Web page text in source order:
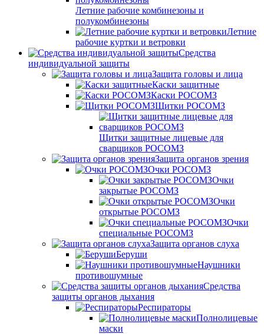
Летние рабочие комбинезоны и
полукомбинезоны
Летние
рабочие куртки и ветровки
Средства
индивидуальной защиты
Защита головы и лица
Каски защитные
Каски РОСОМЗ
Щитки РОСОМЗ
Щитки защитные лицевые для
сварщиков РОСОМЗ
Защита органов зрения
Очки РОСОМЗ
Очки
закрытые РОСОМЗ
Очки
открытые РОСОМЗ
Очки
специальные РОСОМЗ
Защита органов слуха
Беруши
Наушники
противошумные
Средства
защиты органов дыхания
Респираторы
Полнолицевые
маски